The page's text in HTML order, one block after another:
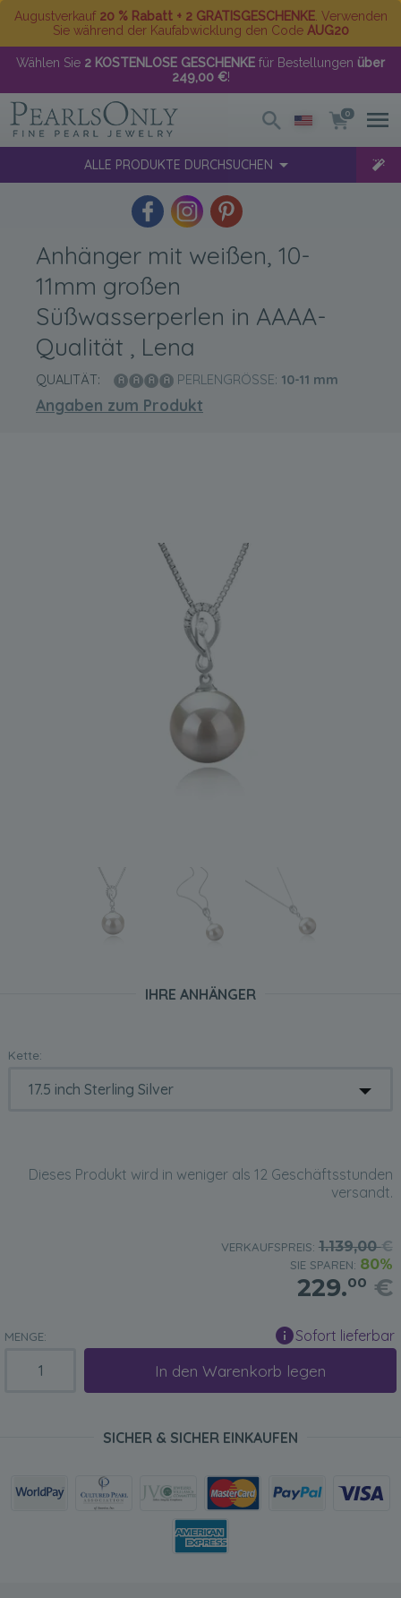
Augustverkauf 20 % Rabatt + 2 GRATISGESCHENKE. Verwenden
Sie während der Kaufabwicklung den Code AUG20
Wählen Sie 2 KOSTENLOSE GESCHENKE für Bestellungen über
249,00 €!
0
ALLE PRODUKTE DURCHSUCHEN
Anhänger mit weißen, 10-
11mm großen
Süßwasserperlen in AAAA-
Qualität , Lena
QUALITÄT: PERLENGRÖSSE: 10-11 mm
Angaben zum Produkt
IHRE ANHÄNGER
Kette:
Dieses Produkt wird in weniger als 12 Geschäftsstunden
versandt.
VERKAUFSPREIS: 1.139,00€
SIE SPAREN: 80%
229.00 €
MENGE: Sofort lieferbar
In den Warenkorb legen
SICHER & SICHER EINKAUFEN